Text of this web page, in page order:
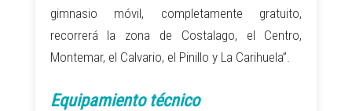
gimnasio móvil, completamente gratuito,
recorrerá la zona de Costalago, el Centro,
Montemar, el Calvario, el Pinillo y La Carihuela”.
Equipamiento técnico